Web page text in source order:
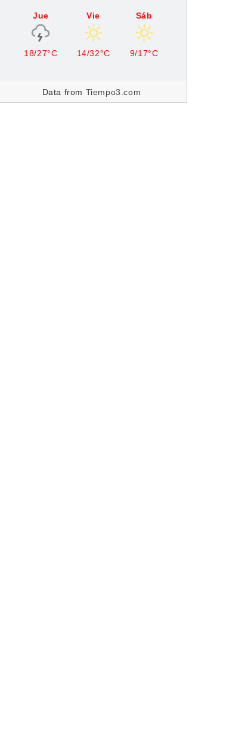
Jue
18/27°C
Vie
14/32°C
Sáb
9/17°C
Data from Tiempo3.com